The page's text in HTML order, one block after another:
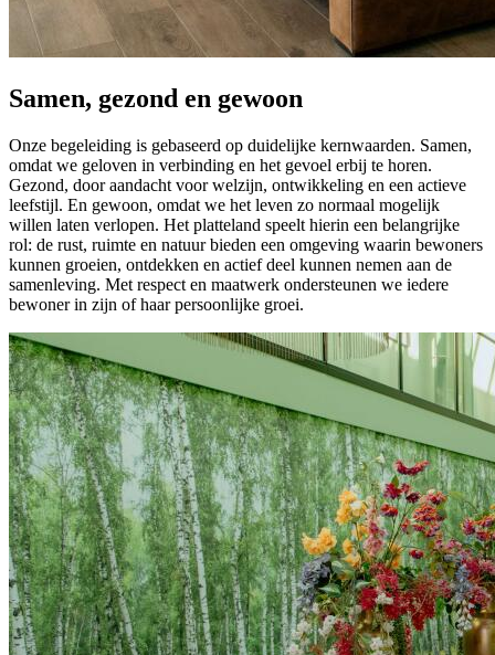
Samen, gezond en gewoon
Onze begeleiding is gebaseerd op duidelijke kernwaarden. Samen,
omdat we geloven in verbinding en het gevoel erbij te horen.
Gezond, door aandacht voor welzijn, ontwikkeling en een actieve
leefstijl. En gewoon, omdat we het leven zo normaal mogelijk
willen laten verlopen. Het platteland speelt hierin een belangrijke
rol: de rust, ruimte en natuur bieden een omgeving waarin bewoners
kunnen groeien, ontdekken en actief deel kunnen nemen aan de
samenleving. Met respect en maatwerk ondersteunen we iedere
bewoner in zijn of haar persoonlijke groei.